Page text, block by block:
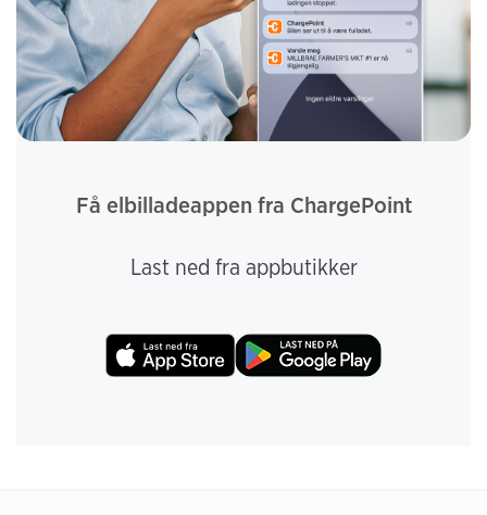
Få elbilladeappen fra ChargePoint
Last ned fra appbutikker